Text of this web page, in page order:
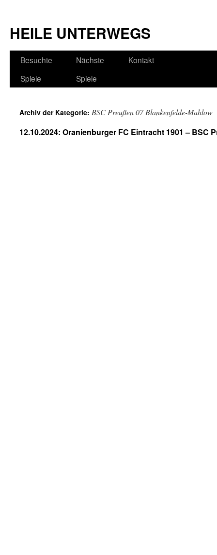
HEILE UNTERWEGS
Besuchte
Spiele
Nächste
Spiele
Kontakt
Archiv der Kategorie: BSC Preußen 07 Blankenfelde-Mahlow
12.10.2024: Oranienburger FC Eintracht 1901 – BSC